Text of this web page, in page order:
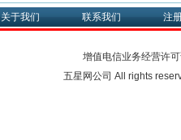
关于我们 联系我们 注
增值电信业务经营许
五星网公司 All rights